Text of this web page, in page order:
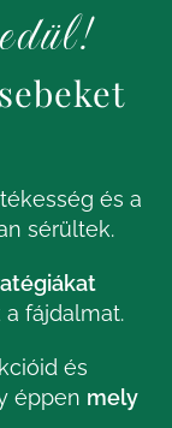
és a
sérültek.
fájdalmat.
és
éppen mely